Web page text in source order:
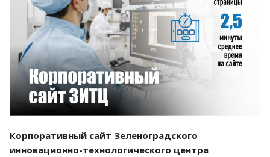
Смотреть проект
Корпоративный сайт Зеленоградского
инновационно-технологического центра